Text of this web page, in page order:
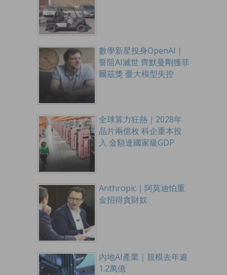
數學新星投身OpenAI｜
誓阻AI滅世 齊默曼剛獲菲
爾茲獎 憂大模型失控
全球算力狂熱｜2028年
晶片兩億枚 科企重本投
入 金額達國家級GDP
Anthropic｜阿莫迪怕重
金招得貪財奴
內地AI產業｜規模去年逾
1.2萬億